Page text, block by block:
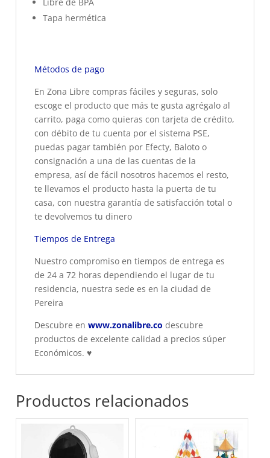
Tapa hermética
Métodos de pago
En Zona Libre compras fáciles y seguras, solo
escoge el producto que más te gusta agrégalo al
carrito, paga como quieras con tarjeta de crédito,
con débito de tu cuenta por el sistema PSE,
puedas pagar también por Efecty, Baloto o
consignación a una de las cuentas de la
empresa, así de fácil nosotros hacemos el resto,
te llevamos el producto hasta la puerta de tu
casa, con nuestra garantía de satisfacción total o
te devolvemos tu dinero
Tiempos de Entrega
Nuestro compromiso en tiempos de entrega es
de 24 a 72 horas dependiendo el lugar de tu
residencia, nuestra sede es en la ciudad de
Pereira
Descubre en www.zonalibre.co descubre
productos de excelente calidad a precios súper
Económicos. ♥
Productos relacionados